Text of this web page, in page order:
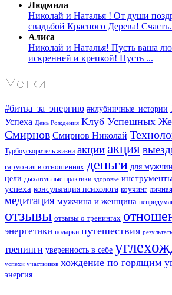
Людмила
Николай и Наталья ! От души
свадьбой Красного Дерева!
Алиса
Николай и Наталья! Пусть ваша
искренней и крепкой! Пусть ...
Метки
#битва_за_энергию #клубничные_истории
Успеха День Рождения Клуб Успешных
Смирнов Смирнов Николай
Турбоускоритель жизни акцииакция
гармония в отношениях деньги для
цели дыхательные практики здоровье
успеха консультация психолога коучинг
медитация мужчина и женщина
отзывы отзывы о тренингах
энергетики подарки путешествия
тренинги уверенность в себе
успехи участников хождение по горящим
энергия